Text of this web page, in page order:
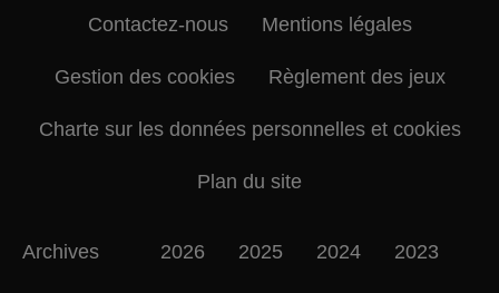
Contactez-nous Mentions légales
Gestion des cookies Règlement des jeux
Charte sur les données personnelles et cookies
Plan du site
Archives 2026 2025 2024 2023